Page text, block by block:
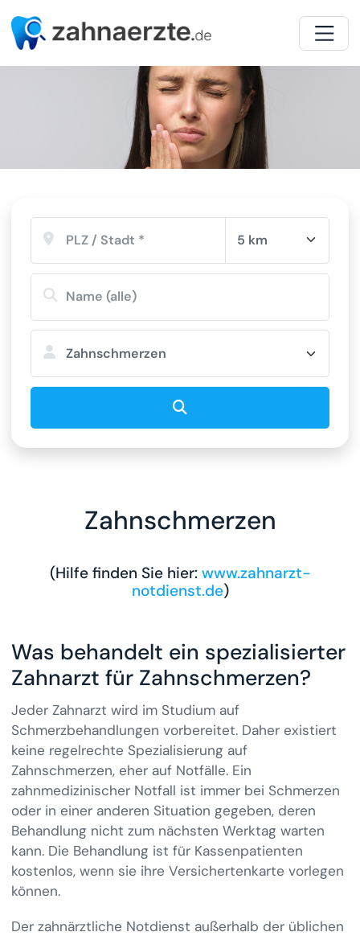
Zahnarzt Spezialisten-Suche
Spezialisierungen
Zahnschmerzen
5 km
Zahnschmerzen
Zahnschmerzen
(Hilfe finden Sie hier: www.zahnarzt-
notdienst.de)
Was behandelt ein spezialisierter
Zahnarzt für Zahnschmerzen?
Jeder Zahnarzt wird im Studium auf
Schmerzbehandlungen vorbereitet. Daher existiert
keine regelrechte Spezialisierung auf
Zahnschmerzen, eher auf Notfälle. Ein
zahnmedizinischer Notfall ist immer bei Schmerzen
oder in einer anderen Situation gegeben, deren
Behandlung nicht zum nächsten Werktag warten
kann. Die Behandlung ist für Kassenpatienten
kostenlos, wenn sie ihre Versichertenkarte vorlegen
können.
Der zahnärztliche Notdienst außerhalb der üblichen